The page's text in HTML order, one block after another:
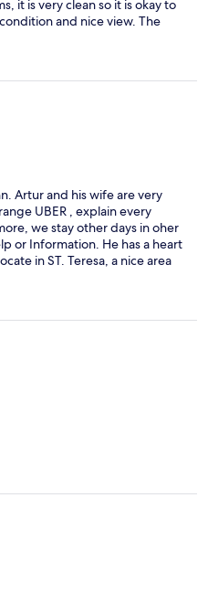
it is very clean so it is okay to
and nice view. The
from any changing. The
any changing of the house.
Artur and his wife are very
UBER , explain every
we stay other days in oher
or Information. He has a heart
in ST. Teresa, a nice area
to get to Centro, takes
5 Minites. It is very
Artur provide amost 24
again if we come to Rio de